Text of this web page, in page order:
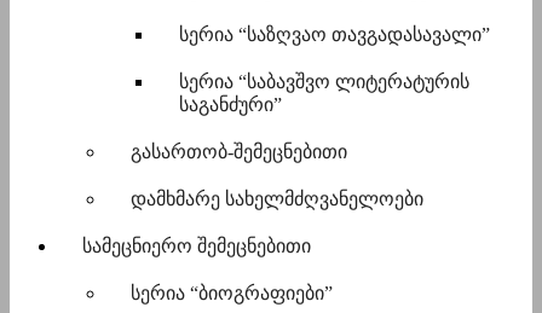
სერია “საზღვაო თავგადასავალი”
სერია “საბავშვო ლიტერატურის
საგანძური”
გასართობ-შემეცნებითი
დამხმარე სახელმძღვანელოები
სამეცნიერო შემეცნებითი
სერია “ბიოგრაფიები”